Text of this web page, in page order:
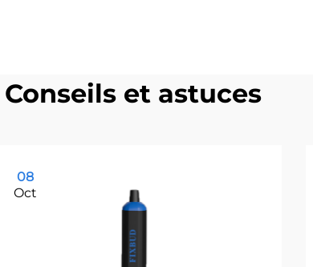
Conseils et astuces
08
Oct